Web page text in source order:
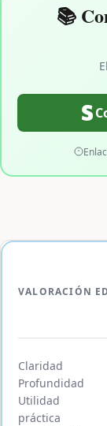
📚
VALORACIÓN
Claridad
Profundidad
Utilidad
práctica